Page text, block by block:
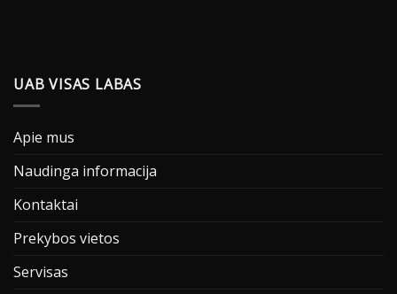
UAB VISAS LABAS
Apie mus
Naudinga informacija
Kontaktai
Prekybos vietos
Servisas